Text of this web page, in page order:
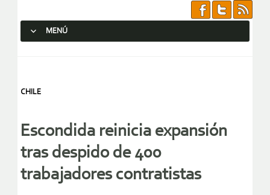
MENÚ
CHILE
Escondida reinicia expansión
tras despido de 400
trabajadores contratistas